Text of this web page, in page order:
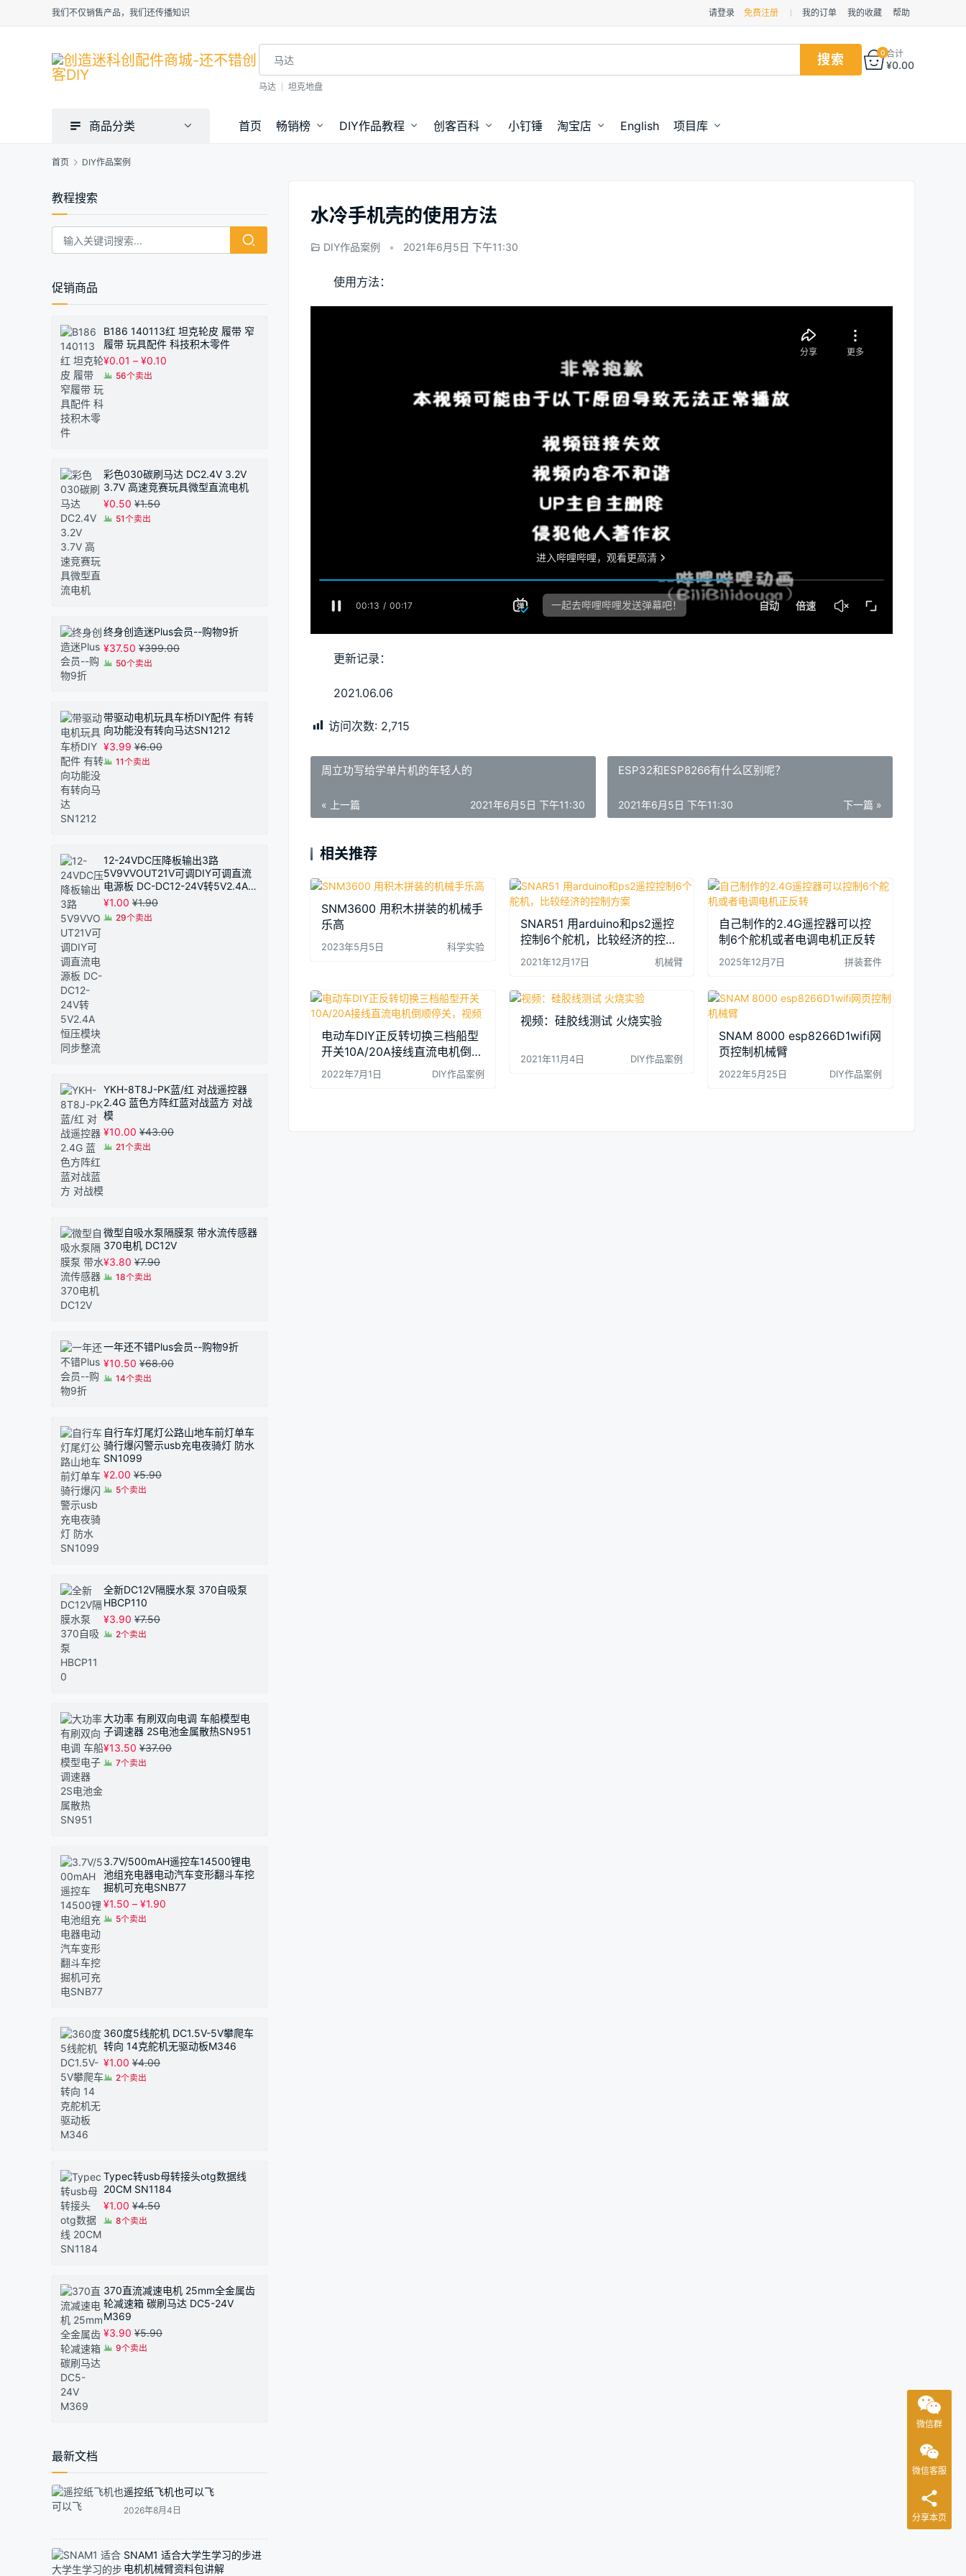
我们不仅销售产品，我们还传播知识 请登录 免费注册 我的订单 我的收藏 帮助
马达 坦克地盘
0合计
¥0.00
商品分类 首页 畅销榜 DIY作品教程 创客百科 小钉锤 淘宝店 English 项目库
首页 DIY作品案例
水冷手机壳的使用方法
DIY作品案例 • 2021年6月5日 下午11:30
使用方法：
更新记录：
2021.06.06
访问次数: 2,715
周立功写给学单片机的年轻人的
« 上一篇 2021年6月5日 下午11:30
ESP32和ESP8266有什么区别呢？
下一篇 »
2021年6月5日 下午11:30
相关推荐
SNM3600 用积木拼装的机械手
乐高
2023年5月5日 科学实验
SNAR51 用arduino和ps2遥控
控制6个舵机，比较经济的控制
方案
2021年12月17日 机械臂
自己制作的2.4G遥控器可以控
制6个舵机或者电调电机正反转
2025年12月7日 拼装套件
电动车DIY正反转切换三档船型
开关10A/20A接线直流电机倒顺
停关，视频
2022年7月1日 DIY作品案例
视频：硅胶线测试 火烧实验
2021年11月4日 DIY作品案例
SNAM 8000 esp8266D1wifi网
页控制机械臂
2022年5月25日 DIY作品案例
教程搜索
促销商品
B186 140113红 坦克轮皮 履带 窄
履带 玩具配件 科技积木零件
¥0.01 – ¥0.10
56个卖出
彩色030碳刷马达 DC2.4V 3.2V
3.7V 高速竞赛玩具微型直流电机
¥0.50 ¥1.50
51个卖出
终身创造迷Plus会员--购物9折
¥37.50 ¥399.00
50个卖出
带驱动电机玩具车桥DIY配件 有转
向功能没有转向马达SN1212
¥3.99 ¥6.00
11个卖出
12-24VDC压降板输出3路
5V9VVOUT21V可调DIY可调直流
电源板 DC-DC12-24V转5V2.4A恒
压模块 同步整流
¥1.00 ¥1.90
29个卖出
YKH-8T8J-PK蓝/红 对战遥控器
2.4G 蓝色方阵红蓝对战蓝方 对战
模
¥10.00 ¥43.00
21个卖出
微型自吸水泵隔膜泵 带水流传感器
370电机 DC12V
¥3.80 ¥7.90
18个卖出
一年还不错Plus会员--购物9折
¥10.50 ¥68.00
14个卖出
自行车灯尾灯公路山地车前灯单车
骑行爆闪警示usb充电夜骑灯 防水
SN1099
¥2.00 ¥5.90
5个卖出
全新DC12V隔膜水泵 370自吸泵
HBCP110
¥3.90 ¥7.50
2个卖出
大功率 有刷双向电调 车船模型电
子调速器 2S电池金属散热SN951
¥13.50 ¥37.00
7个卖出
3.7V/500mAH遥控车14500锂电
池组充电器电动汽车变形翻斗车挖
掘机可充电SNB77
¥1.50 – ¥1.90
5个卖出
360度5线舵机 DC1.5V-5V攀爬车
转向 14克舵机无驱动板M346
¥1.00 ¥4.00
2个卖出
Typec转usb母转接头otg数据线
20CM SN1184
¥1.00 ¥4.50
8个卖出
370直流减速电机 25mm全金属齿
轮减速箱 碳刷马达 DC5-24V
M369
¥3.90 ¥5.90
9个卖出
最新文档
遥控纸飞机也可以飞
2026年8月4日
SNAM1 适合大学生学习的步进
电机机械臂资料包讲解
微信群
微信客服
分享本页